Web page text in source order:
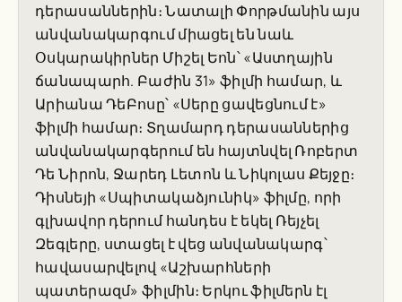
դերասաններին։ Նատալի Փորթմանին այս
անվանակարգում միացել են նաև
Օսկարակիրներ Միշել Եոն՝ «Աստղային
ճանապարհ. Բաժին 31» ֆիլմի համար, և
Արիանա ԴեԲոսը՝ «Սերը ցավեցնում է»
ֆիլմի համար։ Տղամարդ դերասաններից
անվանակարգերում են հայտնվել Ռոբերտ
Դե Նիրոն, Ջարեդ Լետոն և Նիկոլաս Քեյջը։
Դիսնեյի «Սպիտակաձյունիկ» ֆիլմը, որի
գլխավոր դերում հանդես է եկել Ռեյչել
Զեգլերը, ստացել է վեց անվանակարգ՝
հավասարվելով «Աշխարհների
պատերազմ» ֆիլմին։ Երկու ֆիլմերն էլ